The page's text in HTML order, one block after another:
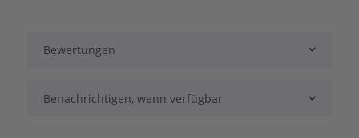
Bewertungen
Benachrichtigen, wenn verfügbar